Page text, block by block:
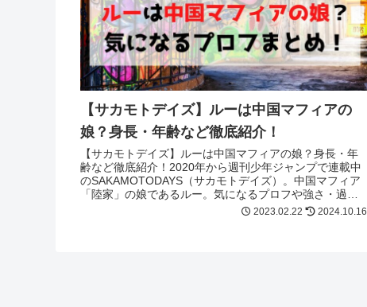
【サカモトデイズ】ルーは中国マフィアの
娘？身長・年齢など徹底紹介！
【サカモトデイズ】ルーは中国マフィアの娘？身長・年
齢など徹底紹介！2020年から週刊少年ジャンプで連載中
のSAKAMOTODAYS（サカモトデイズ）。中国マフィア
「陸家」の娘であるルー。気になるプロフや強さ・過去
2023.02.22 2024.10.16